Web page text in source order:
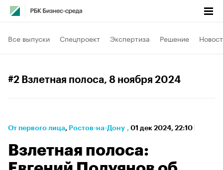
Все выпуски Спецпроект Экспертиза Решение
#2 Взлетная полоса, 8 ноября 2024
От первого лица⁠, Ростов-на-Дону , 01 дек 2024, 22:10
Взлетная полоса: